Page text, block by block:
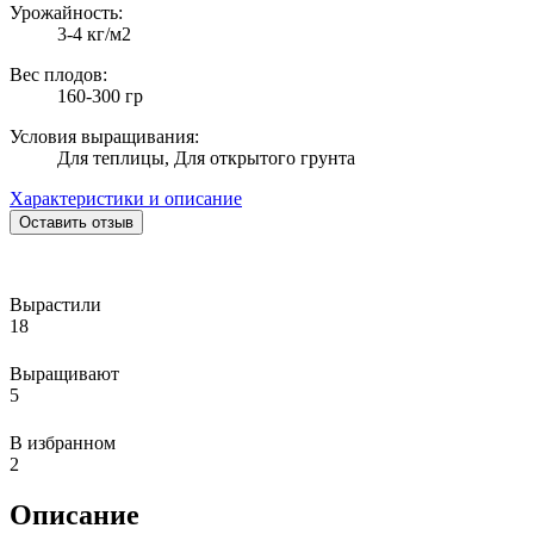
Урожайность:
3-4 кг/м2
Вес плодов:
160-300 гр
Условия выращивания:
Для теплицы, Для открытого грунта
Характеристики и описание
Оставить отзыв
Вырастили
18
Выращивают
5
В избранном
2
Описание